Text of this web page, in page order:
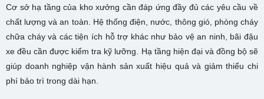
Cơ sở hạ tầng của kho xưởng cần đáp ứng đầy đủ các yêu cầu về
chất lượng và an toàn. Hệ thống điện, nước, thông gió, phòng cháy
chữa cháy và các tiện ích hỗ trợ khác như bảo vệ an ninh, bãi đậu
xe đều cần được kiểm tra kỹ lưỡng. Hạ tầng hiện đại và đồng bộ sẽ
giúp doanh nghiệp vận hành sản xuất hiệu quả và giảm thiểu chi
phí bảo trì trong dài hạn.